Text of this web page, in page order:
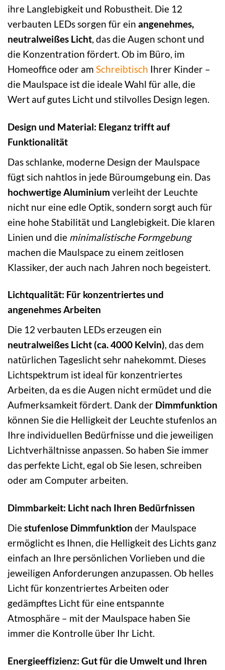
ihre Langlebigkeit und Robustheit. Die 12
verbauten LEDs sorgen für ein angenehmes,
neutralweißes Licht, das die Augen schont und
die Konzentration fördert. Ob im Büro, im
Homeoffice oder am Schreibtisch Ihrer Kinder –
die Maulspace ist die ideale Wahl für alle, die
Wert auf gutes Licht und stilvolles Design legen.
Design und Material: Eleganz trifft auf
Funktionalität
Das schlanke, moderne Design der Maulspace
fügt sich nahtlos in jede Büroumgebung ein. Das
hochwertige Aluminium verleiht der Leuchte
nicht nur eine edle Optik, sondern sorgt auch für
eine hohe Stabilität und Langlebigkeit. Die klaren
Linien und die minimalistische Formgebung
machen die Maulspace zu einem zeitlosen
Klassiker, der auch nach Jahren noch begeistert.
Lichtqualität: Für konzentriertes und
angenehmes Arbeiten
Die 12 verbauten LEDs erzeugen ein
neutralweißes Licht (ca. 4000 Kelvin), das dem
natürlichen Tageslicht sehr nahekommt. Dieses
Lichtspektrum ist ideal für konzentriertes
Arbeiten, da es die Augen nicht ermüdet und die
Aufmerksamkeit fördert. Dank der Dimmfunktion
können Sie die Helligkeit der Leuchte stufenlos an
Ihre individuellen Bedürfnisse und die jeweiligen
Lichtverhältnisse anpassen. So haben Sie immer
das perfekte Licht, egal ob Sie lesen, schreiben
oder am Computer arbeiten.
Dimmbarkeit: Licht nach Ihren Bedürfnissen
Diestufenlose Dimmfunktion der Maulspace
ermöglicht es Ihnen, die Helligkeit des Lichts ganz
einfach an Ihre persönlichen Vorlieben und die
jeweiligen Anforderungen anzupassen. Ob helles
Licht für konzentriertes Arbeiten oder
gedämpftes Licht für eine entspannte
Atmosphäre – mit der Maulspace haben Sie
immer die Kontrolle über Ihr Licht.
Energieeffizienz: Gut für die Umwelt und Ihren